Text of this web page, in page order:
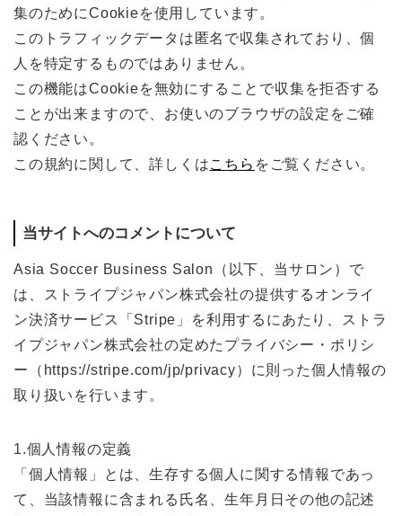
集のためにCookieを使用しています。
このトラフィックデータは匿名で収集されており、個
人を特定するものではありません。
この機能はCookieを無効にすることで収集を拒否する
ことが出来ますので、お使いのブラウザの設定をご確
認ください。
この規約に関して、詳しくはこちら をご覧ください。
当サイトへのコメントについて
Asia Soccer Business Salon（以下、当サロン）で
は、ストライプジャパン株式会社の提供するオンライ
ン決済サービス「Stripe」を利用するにあたり、ストラ
イプジャパン株式会社の定めたプライバシー・ポリシ
ー（https://stripe.com/jp/privacy）に則った個人情報の
取り扱いを行います。
1.個人情報の定義
「個人情報」とは、生存する個人に関する情報であっ
て、当該情報に含まれる氏名、生年月日その他の記述